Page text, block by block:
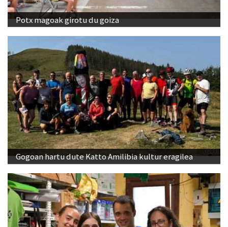
Potx magoak girotu du goiza
Gogoan hartu dute Katto Amilibia kultur eragilea